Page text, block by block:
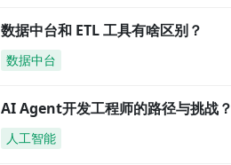
数据中台和 ETL 工具有啥区别？
数据中台
AI Agent开发工程师的路径与挑战？
人工智能